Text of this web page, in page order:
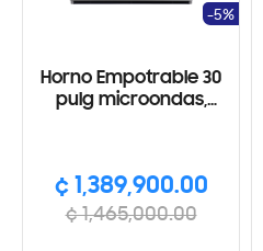
Horno Empotrable 30
pulg microondas,
¢ 1,389,900.00
¢ 1,465,000.00
-5%